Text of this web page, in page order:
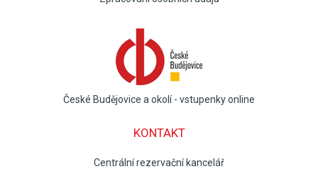
České Budějovice a okolí - vstupenky online
KONTAKT
Centrální rezervační kancelář